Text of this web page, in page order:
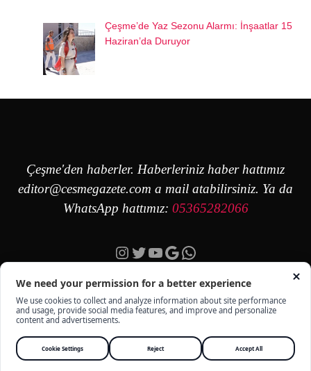
Çeşme’de Yaz Sezonu Alarmı: İnşaatlar 15
Haziran’da Duruyor
Çeşme'den haberler. Haberleriniz haber hattımız
editor@cesmegazete.com a mail atabilirsiniz. Ya da
WhatsApp hattımız: 05365282066
Instagram
Twitter
YouTube
Google
https://wa.me/
ÇEŞME GAZETE - TÜM HAKKI SAKLIDIR - KÜNYE